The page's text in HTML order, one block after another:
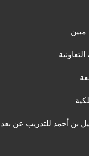
بن أحمد للتدريب عن بعد